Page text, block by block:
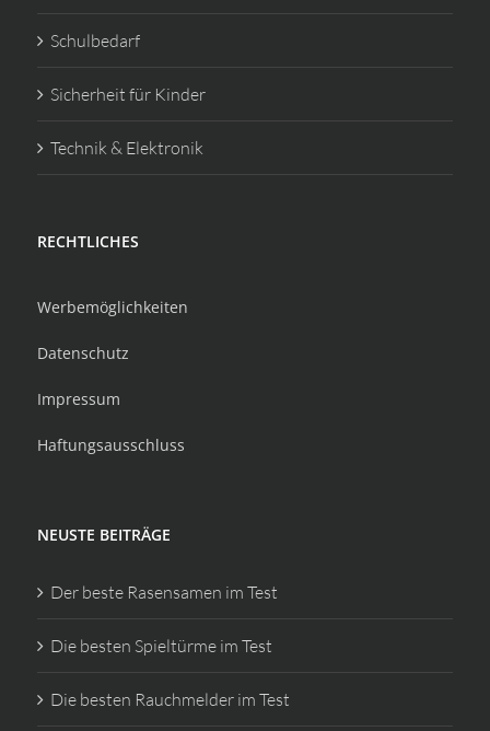
Schulbedarf
Sicherheit für Kinder
Technik & Elektronik
RECHTLICHES
Werbemöglichkeiten
Datenschutz
Impressum
Haftungsausschluss
NEUSTE BEITRÄGE
Der beste Rasensamen im Test
Die besten Spieltürme im Test
Die besten Rauchmelder im Test